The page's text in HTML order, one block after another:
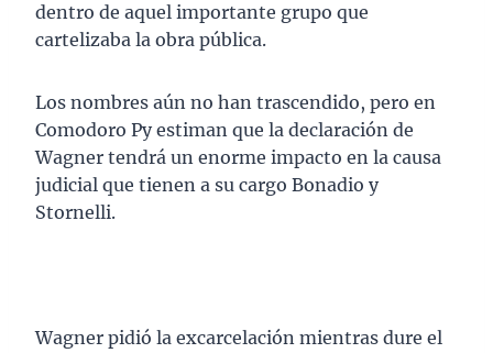
dentro de aquel importante grupo que
cartelizaba la obra pública.
Los nombres aún no han trascendido, pero en
Comodoro Py estiman que la declaración de
Wagner tendrá un enorme impacto en la causa
judicial que tienen a su cargo Bonadio y
Stornelli.
Wagner pidió la excarcelación mientras dure el